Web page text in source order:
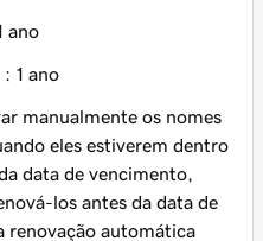
ano
: 1 ano
manualmente os nomes
eles estiverem dentro
data de vencimento,
los antes da data de
renovação automática